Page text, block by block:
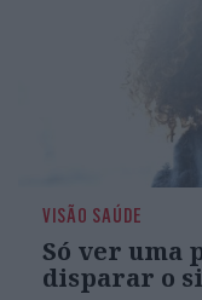
VISÃO SAÚDE
Só ver uma
disparar o